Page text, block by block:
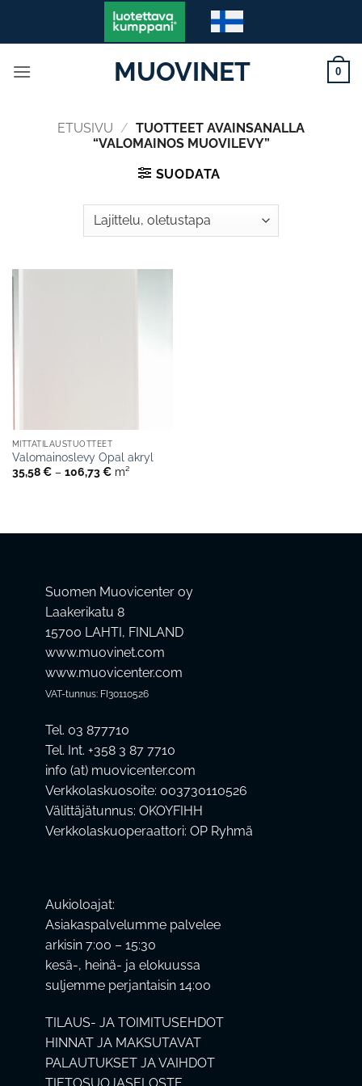
MUOVINET 0
ETUSIVU / TUOTTEET AVAINSANALLA
“VALOMAINOS MUOVILEVY”
SUODATA
MITTATILAUSTUOTTEET
Valomainoslevy Opal akryl
35,58€ – 106,73€Hintaluokka:
m²
Suomen Muovicenter oy
Laakerikatu 8
15700 LAHTI, FINLAND
www.muovinet.com
www.muovicenter.com
VAT-tunnus: FI30110526
Tel. 03 877710
Tel. Int. +358 3 87 7710
info (at) muovicenter.com
Verkkolaskuosoite: 003730110526
Välittäjätunnus: OKOYFIHH
Verkkolaskuoperaattori: OP Ryhmä
Aukioloajat:
Asiakaspalvelumme palvelee
arkisin 7:00 – 15:30
kesä-, heinä- ja elokuussa
suljemme perjantaisin 14:00
TILAUS- JA TOIMITUSEHDOT
HINNAT JA MAKSUTAVAT
PALAUTUKSET JA VAIHDOT